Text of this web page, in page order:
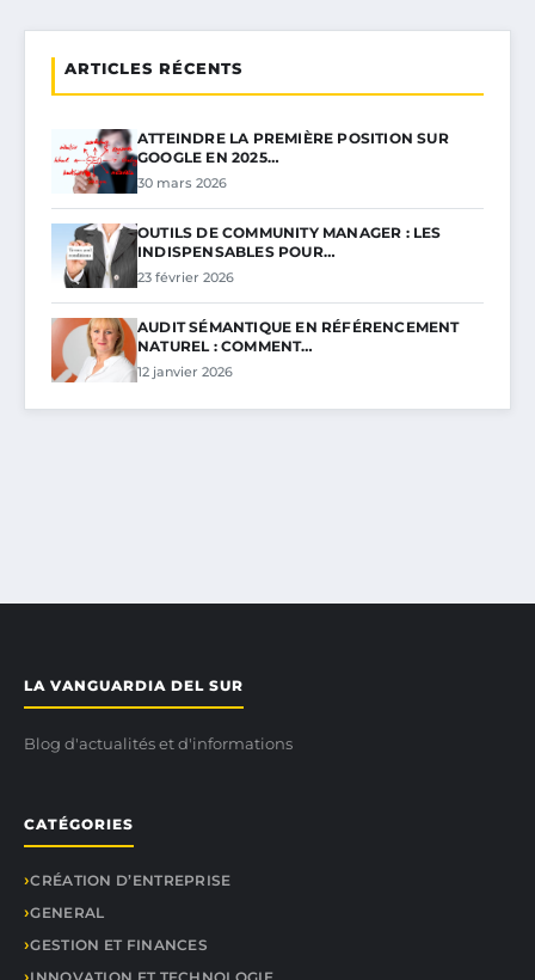
ARTICLES RÉCENTS
ATTEINDRE LA PREMIÈRE POSITION SUR
GOOGLE EN 2025…
30 mars 2026
OUTILS DE COMMUNITY MANAGER : LES
INDISPENSABLES POUR…
23 février 2026
AUDIT SÉMANTIQUE EN RÉFÉRENCEMENT
NATUREL : COMMENT…
12 janvier 2026
LA VANGUARDIA DEL SUR
Blog d'actualités et d'informations
CATÉGORIES
CRÉATION D’ENTREPRISE
GENERAL
GESTION ET FINANCES